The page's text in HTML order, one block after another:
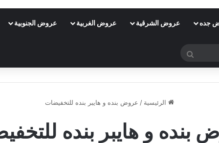
جده عروض الشرقية عروض الغربية عروض الجنوبية
بحث
الرئيسية / عروض بنده و هايبر بنده للتخفيضات
بنده و هايبر بنده